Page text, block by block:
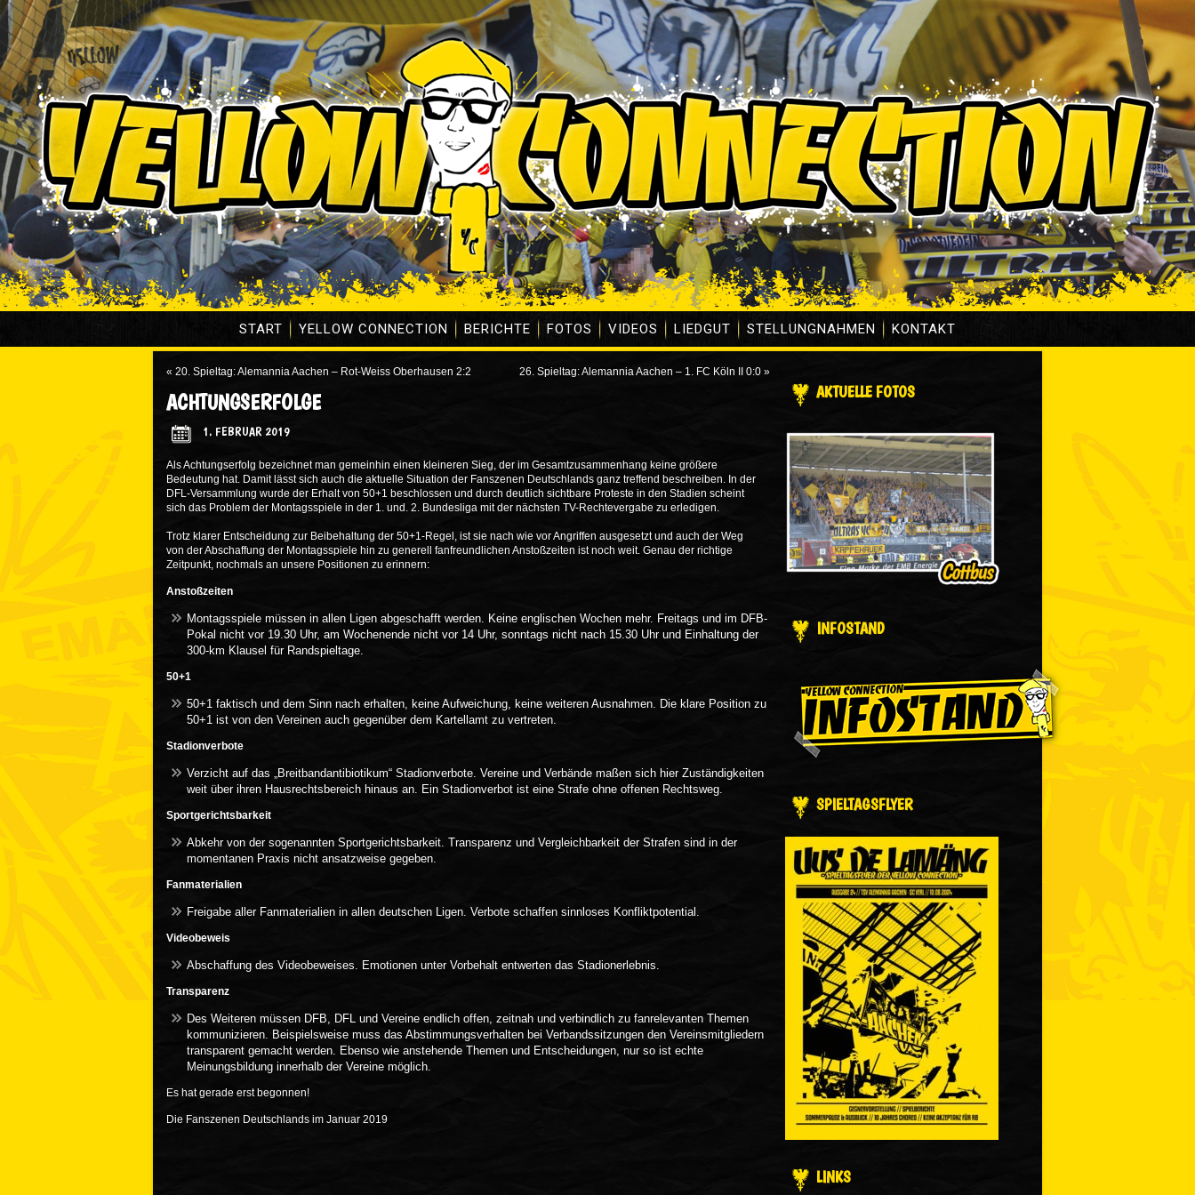
START YELLOW CONNECTION BERICHTE FOTOS VIDEOS LIEDGUT STELLUNGNAHMEN KONTAKT
« 20. Spieltag: Alemannia Aachen – Rot-Weiss Oberhausen 2:2 26. Spieltag: Alemannia Aachen – 1. FC Köln II 0:0 »
ACHTUNGSERFOLGE
1. FEBRUAR 2019
Als Achtungserfolg bezeichnet man gemeinhin einen kleineren Sieg, der im Gesamtzusammenhang keine größere
Bedeutung hat. Damit lässt sich auch die aktuelle Situation der Fanszenen Deutschlands ganz treffend beschreiben. In der
DFL-Versammlung wurde der Erhalt von 50+1 beschlossen und durch deutlich sichtbare Proteste in den Stadien scheint
sich das Problem der Montagsspiele in der 1. und. 2. Bundesliga mit der nächsten TV-Rechtevergabe zu erledigen.
Trotz klarer Entscheidung zur Beibehaltung der 50+1-Regel, ist sie nach wie vor Angriffen ausgesetzt und auch der Weg
von der Abschaffung der Montagsspiele hin zu generell fanfreundlichen Anstoßzeiten ist noch weit. Genau der richtige
Zeitpunkt, nochmals an unsere Positionen zu erinnern:
Anstoßzeiten
Montagsspiele müssen in allen Ligen abgeschafft werden. Keine englischen Wochen mehr. Freitags und im DFB-
Pokal nicht vor 19.30 Uhr, am Wochenende nicht vor 14 Uhr, sonntags nicht nach 15.30 Uhr und Einhaltung der
300-km Klausel für Randspieltage.
50+1
50+1 faktisch und dem Sinn nach erhalten, keine Aufweichung, keine weiteren Ausnahmen. Die klare Position zu
50+1 ist von den Vereinen auch gegenüber dem Kartellamt zu vertreten.
Stadionverbote
Verzicht auf das „Breitbandantibiotikum“ Stadionverbote. Vereine und Verbände maßen sich hier Zuständigkeiten
weit über ihren Hausrechtsbereich hinaus an. Ein Stadionverbot ist eine Strafe ohne offenen Rechtsweg.
Sportgerichtsbarkeit
Abkehr von der sogenannten Sportgerichtsbarkeit. Transparenz und Vergleichbarkeit der Strafen sind in der
momentanen Praxis nicht ansatzweise gegeben.
Fanmaterialien
Freigabe aller Fanmaterialien in allen deutschen Ligen. Verbote schaffen sinnloses Konfliktpotential.
Videobeweis
Abschaffung des Videobeweises. Emotionen unter Vorbehalt entwerten das Stadionerlebnis.
Transparenz
Des Weiteren müssen DFB, DFL und Vereine endlich offen, zeitnah und verbindlich zu fanrelevanten Themen
kommunizieren. Beispielsweise muss das Abstimmungsverhalten bei Verbandssitzungen den Vereinsmitgliedern
transparent gemacht werden. Ebenso wie anstehende Themen und Entscheidungen, nur so ist echte
Meinungsbildung innerhalb der Vereine möglich.
Es hat gerade erst begonnen!
Die Fanszenen Deutschlands im Januar 2019
AKTUELLE FOTOS
INFOSTAND
SPIELTAGSFLYER
LINKS